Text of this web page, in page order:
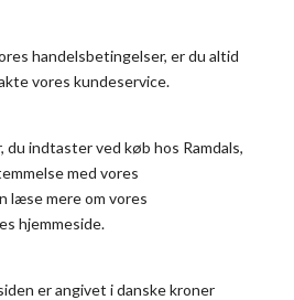
handelsbetingelser, er du altid
vores kundeservice.
du indtaster ved køb hos Ramdals,
med vores
læse mere om vores
hjemmeside.
er angivet i danske kroner